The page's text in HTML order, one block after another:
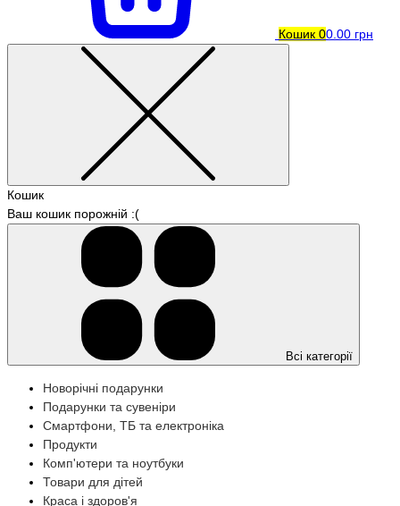
Кошик 00.00 грн
Кошик
Ваш кошик порожній :(
Всі категорії
Новорічні подарунки
Подарунки та сувеніри
Смартфони, ТБ та електроніка
Продукти
Комп'ютери та ноутбуки
Товари для дітей
Краса і здоров'я